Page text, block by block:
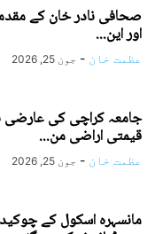
صحافی نادر خان کے
اور این...
عظمت خان - جون 25, 2026
جامعہ کراچی کی عارضی
قیمتی اراضی من...
عظمت خان - جون 25, 2026
مانسہرہ اسکول کے